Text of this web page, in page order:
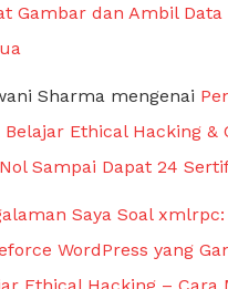
Gambar dan Ambil Data
Sharma mengenai
Belajar Ethical Hacking &
Sampai Dapat 24
Saya Soal xmlrpc:
WordPress yang